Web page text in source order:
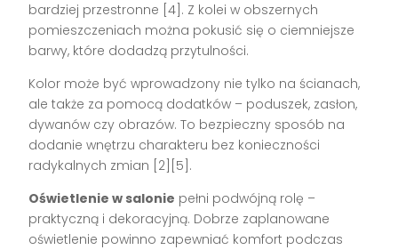
bardziej przestronne [4]. Z kolei w obszernych
pomieszczeniach można pokusić się o ciemniejsze
barwy, które dodadzą przytulności.
Kolor może być wprowadzony nie tylko na ścianach,
ale także za pomocą dodatków – poduszek, zasłon,
dywanów czy obrazów. To bezpieczny sposób na
dodanie wnętrzu charakteru bez konieczności
radykalnych zmian [2][5].
Oświetlenie w salonie pełni podwójną rolę –
praktyczną i dekoracyjną. Dobrze zaplanowane
oświetlenie powinno zapewniać komfort podczas